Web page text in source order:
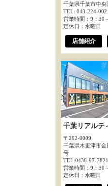
千葉県千葉市中央
TEL: 043-224-
営業時間：9：30
定休日：水曜日
店舗紹介
千葉リアルテ
〒292-0009
千葉県木更津市
号
TEL:0438-97-7821
営業時間：9：30
定休日：水曜日